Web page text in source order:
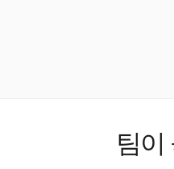
팀이